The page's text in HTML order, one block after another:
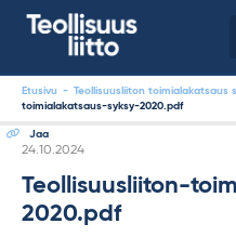
Etusivu - Teollisuusliiton toimialakatsaus
toimialakatsaus-syksy-2020.pdf
Jaa
Kirjoitettu
24.10.2024
Teollisuusliiton-
2020.pdf